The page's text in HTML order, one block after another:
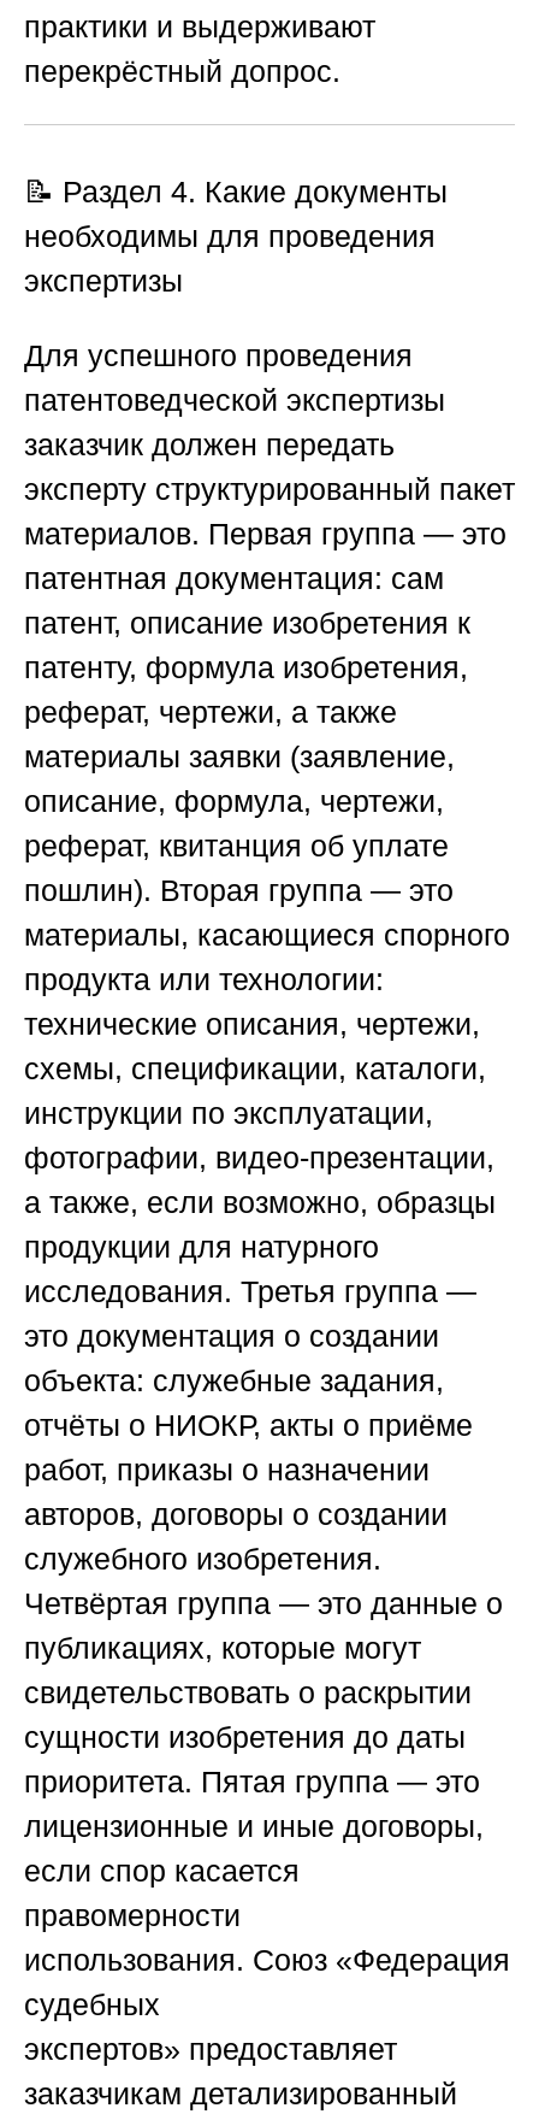
практики и выдерживают
перекрёстный допрос.
📝 Раздел 4. Какие документы
необходимы для проведения
экспертизы
Для успешного проведения
патентоведческой экспертизы
заказчик должен передать
эксперту структурированный пакет
материалов. Первая группа — это
патентная документация: сам
патент, описание изобретения к
патенту, формула изобретения,
реферат, чертежи, а также
материалы заявки (заявление,
описание, формула, чертежи,
реферат, квитанция об уплате
пошлин). Вторая группа — это
материалы, касающиеся спорного
продукта или технологии:
технические описания, чертежи,
схемы, спецификации, каталоги,
инструкции по эксплуатации,
фотографии, видео-презентации,
а также, если возможно, образцы
продукции для натурного
исследования. Третья группа —
это документация о создании
объекта: служебные задания,
отчёты о НИОКР, акты о приёме
работ, приказы о назначении
авторов, договоры о создании
служебного изобретения.
Четвёртая группа — это данные о
публикациях, которые могут
свидетельствовать о раскрытии
сущности изобретения до даты
приоритета. Пятая группа — это
лицензионные и иные договоры,
если спор касается
правомерности
использования. Союз «Федерация
судебных
экспертов» предоставляет
заказчикам детализированный